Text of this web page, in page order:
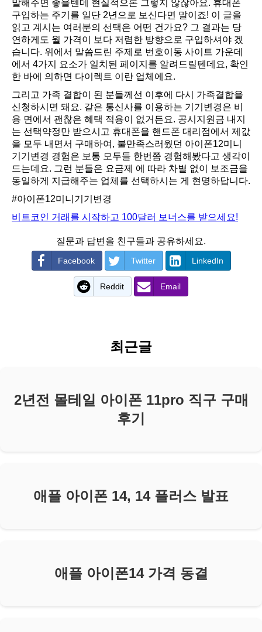
말해주면 좋을텐데 현실적으론 그렇지 않잖아요. 휴대폰
구입하는 주기를 일단 2년으로 보신다면 말이죠! 이 글을
읽고 계시는 여러분의 선택은 어떤 건가요? 그 결과는 당
연하게도 월 가격이 보다 저렴한 방향으로 구입하셔야 겠
습니다. 위에서 말씀드린 주제로 번호이동 사이트 가운데
에서 4가지 요소가 일치된 페이지를 알려드릴텐데요, 확인
한 바에 의하면 다이렉트 이란 업체에요.
그리고 가족 결합이 된 분들께선 이후에 다시 가족결합을
신청하시면 돼요. 같은 통신사를 이용하는 기기변경은 비
용 면에서 괜찮은 혜택 적용이 없거든요. 공시지원금 내지
는 선택약정만 받으시고 휴대폰을 핸드폰 대리점에서 제값
을 모두 내면서 구매하여, 불만족스러웠던 아이폰12미니
기기변경 경험은 보통 모두들 한번쯤 경험해봤다고 생각이
드는데요. 그런 분들은 요금제 에 따라 차별 없이 보조금을
동일하게 지급해주는 업체를 선택하시는 게 현명하답니다.
#아이폰12미니기기변경
비트코인 거래를 시작하고 100달러 보너스를 받으세요!
질문과 답변을 친구들과 공유하세요.
Facebook Twitter LinkedIn
Reddit Email
최근글
2년전 몰테일 아이폰 11pro 직구 구매
후기
애플 아이폰 14, 14 플러스 발표
애플 아이폰14 가격 동결